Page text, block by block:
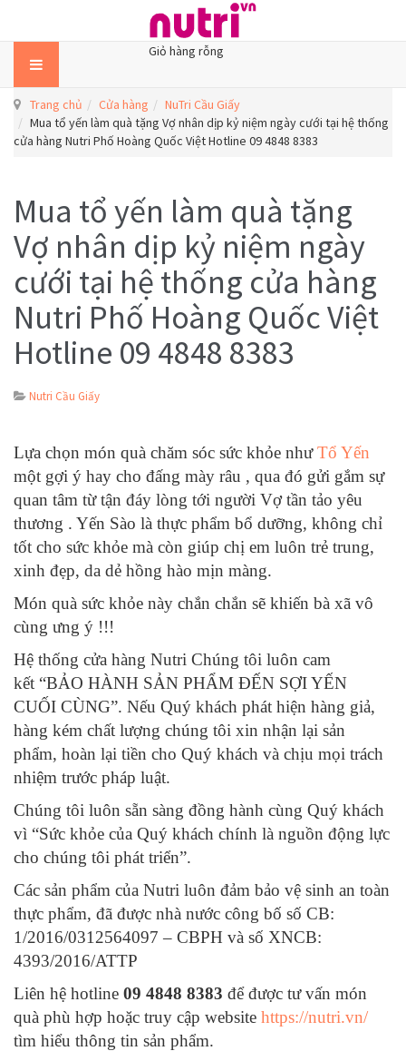
Giỏ hàng rỗng
Trang chủ Cửa hàng
NuTri Cầu Giấy
Mua tổ yến làm quà tặng Vợ nhân dịp kỷ niệm ngày cưới tại hệ thống
cửa hàng Nutri Phố Hoàng Quốc Việt Hotline 09 4848 8383
Mua tổ yến làm quà tặng
Vợ nhân dịp kỷ niệm ngày
cưới tại hệ thống cửa hàng
Nutri Phố Hoàng Quốc Việt
Hotline 09 4848 8383
Nutri Cầu Giấy
Lựa chọn món quà chăm sóc sức khỏe nhưTổ Yến
một gợi ý hay cho đấng mày râu , qua đó gửi gắm sự
quan tâm từ tận đáy lòng tới người Vợ tần tảo yêu
thương . Yến Sào là thực phẩm bổ dưỡng, không chỉ
tốt cho sức khỏe mà còn giúp chị em luôn trẻ trung,
xinh đẹp, da dẻ hồng hào mịn màng.
Món quà sức khỏe này chắn chắn sẽ khiến bà xã vô
cùng ưng ý !!!
Hệ thống cửa hàng Nutri Chúng tôi luôn cam
kết “BẢO HÀNH SẢN PHẨM ĐẾN SỢI YẾN
CUỐI CÙNG”. Nếu Quý khách phát hiện hàng giả,
hàng kém chất lượng chúng tôi xin nhận lại sản
phẩm, hoàn lại tiền cho Quý khách và chịu mọi trách
nhiệm trước pháp luật.
Chúng tôi luôn sẵn sàng đồng hành cùng Quý khách
vì “Sức khỏe của Quý khách chính là nguồn động lực
cho chúng tôi phát triển”.
Các sản phẩm của Nutri luôn đảm bảo vệ sinh an toàn
thực phẩm, đã được nhà nước công bố số CB:
1/2016/0312564097 – CBPH và số XNCB:
4393/2016/ATTP
Liên hệ hotline 09 4848 8383 để được tư vấn món
quà phù hợp hoặc truy cập website https://nutri.vn/
tìm hiểu thông tin sản phẩm.